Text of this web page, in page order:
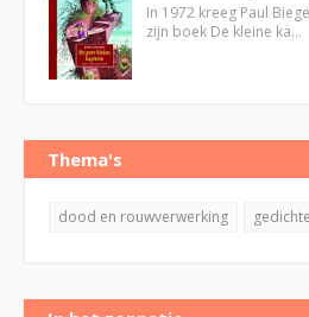
In 1972 kreeg Paul
zijn boek De kleine ka…
Thema's
dood en rouwverwerking